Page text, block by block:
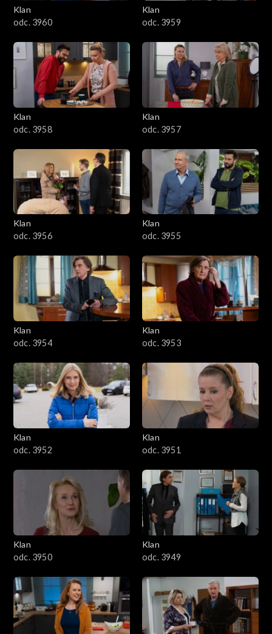
Klan
odc. 3960
Klan
odc. 3959
Klan
odc. 3958
Klan
odc. 3957
Klan
odc. 3956
Klan
odc. 3955
Klan
odc. 3954
Klan
odc. 3953
Klan
odc. 3952
Klan
odc. 3951
Klan
odc. 3950
Klan
odc. 3949